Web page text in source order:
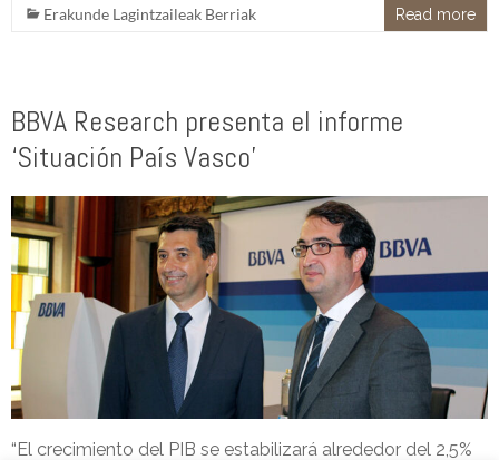
Erakunde Lagintzaileak Berriak
Read more
BBVA Research presenta el informe
‘Situación País Vasco’
“El crecimiento del PIB se estabilizará alrededor del 2,5%